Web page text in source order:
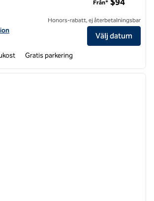
för Hampton Inn & Suites Pittsburgh-Meadow
Från* $94
Honors-rabatt, ej återbetalningsbar
Välj datum
Gratis parkering
nästa